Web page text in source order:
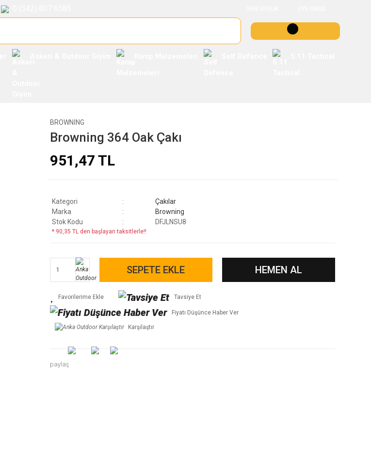
BROWNING
Browning 364 Oak Çakı
951,47 TL
Kategori
Çakılar
Marka
Browning
Stok Kodu
DFJLNSU8
* 90,35 TL den başlayan taksitlerle!!
SEPETE EKLE HEMEN AL
Tavsiye Et
Fiyatı Düşünce Haber Ver
Karşılaştır
paylaş